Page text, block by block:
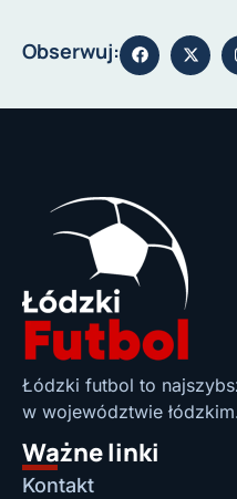
Obserwuj:
Łódzki futbol to
w województwie
Ważne linki
Kontakt